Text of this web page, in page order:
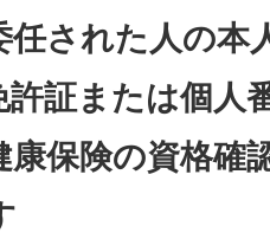
任された人の本
許証または個人
康保険の資格確